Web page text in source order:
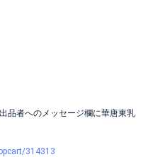
品者へのメッセージ欄に華唐東乳
314313